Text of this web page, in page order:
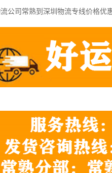
公司常熟到深圳物流专线价格优